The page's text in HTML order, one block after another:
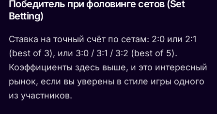
Победитель при фоловинге сетов (Set
Betting)
Ставка на точный счёт по сетам: 2:0 или 2:1
(best of 3), или 3:0 / 3:1 / 3:2 (best of 5).
Коэффициенты здесь выше, и это интересный
рынок, если вы уверены в стиле игры одного
из участников.